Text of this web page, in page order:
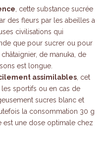
, cette substance sucrée
des fleurs par les abeilles a
civilisations qui
que pour sucrer ou pour
de manuka, de
est longue.
assimilables , cet
sportifs ou en cas de
sucres blanc et
la consommation 30 g
est une dose optimale chez